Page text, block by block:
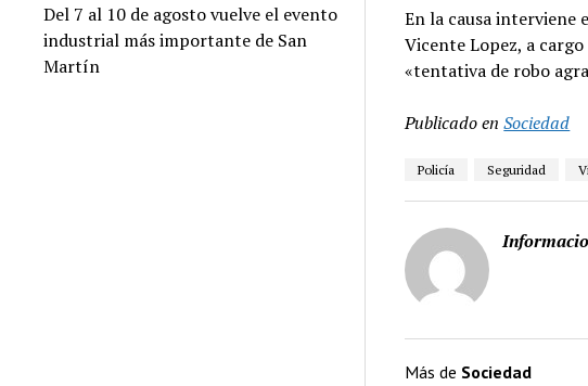
Del 7 al 10 de agosto vuelve el evento
industrial más importante de San
Martín
En la causa interviene
Vicente Lopez, a
«tentativa de robo
Publicado en Sociedad
Policía Seguridad
Más de Sociedad